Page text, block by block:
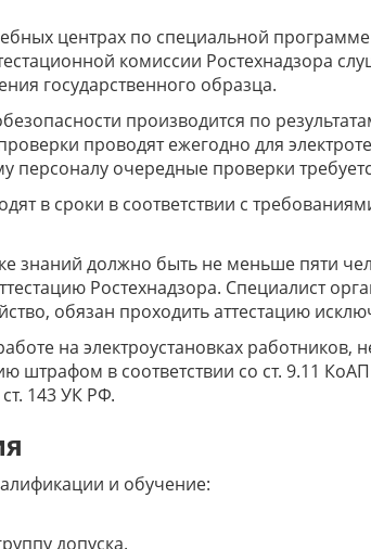
центрах по специальной
комиссии Ростехнадзора
государственного образца.
производится по
проводят ежегодно для
персоналу очередные проверки
в сроки в соответствии с
знаний должно быть не меньше пяти
Ростехнадзора. Специалист
обязан проходить аттестацию
на электроустановках
штрафом в соответствии со ст. 9.11
143 УК РФ.
и обучение:
допуска.